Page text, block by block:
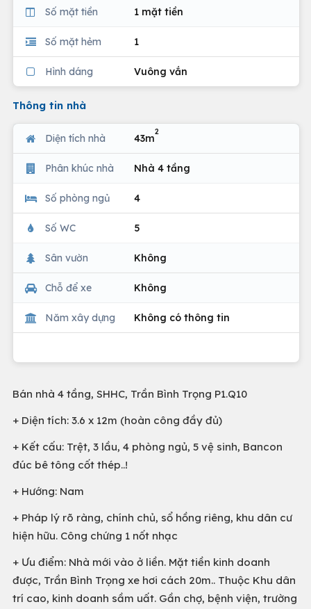
Số mặt tiền 1 mặt tiền
Số mặt hẻm 1
Hình dáng Vuông vắn
Thông tin nhà
Diện tích nhà 43m
2
Phân khúc nhà Nhà 4 tầng
Số phòng ngủ 4
Số WC 5
Sân vườn Không
Chỗ để xe Không
Năm xây dựng Không có thông tin
Bán nhà 4 tầng, SHHC, Trần Bình Trọng P1.Q10
+ Diện tích: 3.6 x 12m (hoàn công đầy đủ)
+ Kết cấu: Trệt, 3 lầu, 4 phòng ngủ, 5 vệ sinh, Bancon
đúc bê tông cốt thép..!
+ Hướng: Nam
+ Pháp lý rõ ràng, chính chủ, sổ hồng riêng, khu dân cư
hiện hữu. Công chứng 1 nốt nhạc
+ Ưu điểm: Nhà mới vào ở liền. Mặt tiền kinh doanh
được, Trần Bình Trọng xe hơi cách 20m.. Thuộc Khu dân
trí cao, kinh doanh sầm uất. Gần chợ, bệnh viện, trường